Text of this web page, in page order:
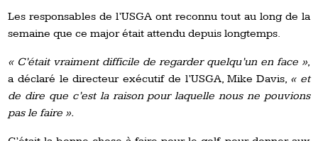
Les responsables de l’USGA ont reconnu tout au long de la
semaine que ce major était attendu depuis longtemps.
« C’était vraiment difficile de regarder quelqu’un en face »,
a déclaré le directeur exécutif de l’USGA, Mike Davis, « et
de dire que c’est la raison pour laquelle nous ne pouvions
pas le faire ».